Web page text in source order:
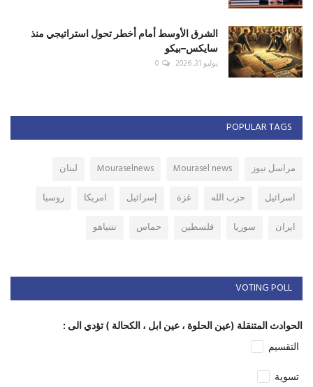
الشرق الأوسط أمام أخطر تحول استراتيجي منذ
سايكس–بيكو
يوليو 31, 2026 0
POPULAR TAGS
مراسل نيوز Mourasel news
Mouraselnews
لبنان
اسرائيل
حزب الله غزة إسرائيل امريكا
روسيا
ايران
سوريا فلسطين حماس نتنياهو
VOTING POLL
الحوادث المتنقلة (عين الحلوة ، عين ابل ، الكحالة ) تؤدي الى :
التقسيم
تسوية